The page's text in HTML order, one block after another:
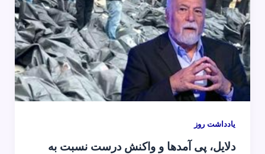
یادداشت روز
دلایل، پی آمدها و واکنش درست نسبت به